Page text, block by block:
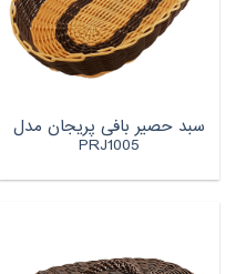
سبد حصیر بافی پریجان مدل
PRJ1005